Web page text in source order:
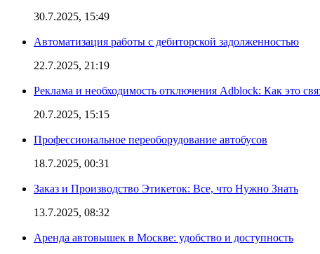
30.7.2025, 15:49
Автоматизация работы с дебиторской задолженностью
22.7.2025, 21:19
Реклама и необходимость отключения Adblock: Как это
20.7.2025, 15:15
Профессиональное переоборудование автобусов
18.7.2025, 00:31
Заказ и Производство Этикеток: Все, что Нужно Знать
13.7.2025, 08:32
Аренда автовышек в Москве: удобство и доступность